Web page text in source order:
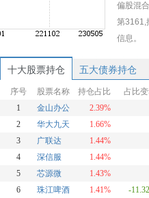
偏股混
第3161,
信息。
十大股票持仓 五大债券持仓
序号 股票名称 持仓占比 占比
1
金山办公 2.39%
2
华大九天 1.66%
3
广联达 1.44%
4
深信服 1.44%
5
芯源微 1.43%
6
珠江啤酒 1.41% -